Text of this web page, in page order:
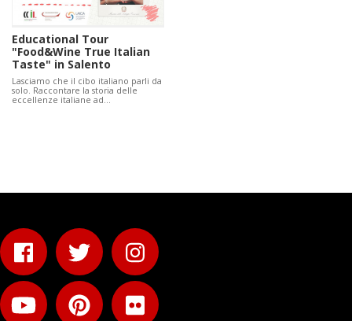
Educational Tour
"Food&Wine True Italian
Taste" in Salento
Lasciamo che il cibo italiano parli da
solo. Raccontare la storia delle
eccellenze italiane ad…